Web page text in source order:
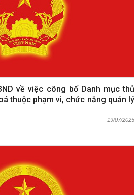
về việc công bố Danh mục thủ
thuộc phạm vi, chức năng quản lý
19/07/2025